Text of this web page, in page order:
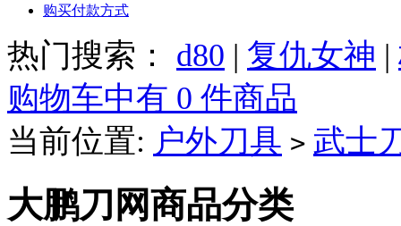
购买付款方式
热门搜索： d80 | 复仇女神 |
购物车中有 0 件商品
当前位置: 户外刀具 > 武士
大鹏刀网商品分类